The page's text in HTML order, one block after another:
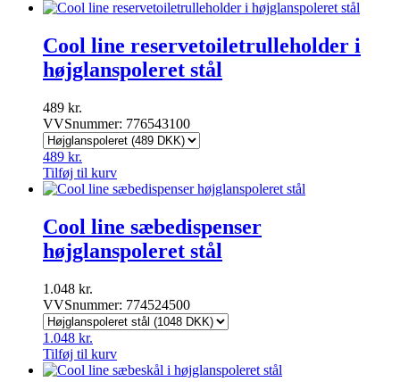
Cool line reservetoiletrulleholder i
højglanspoleret stål
489 kr.
VVSnummer: 776543100
489 kr.
Tilføj til kurv
Cool line sæbedispenser
højglanspoleret stål
1.048 kr.
VVSnummer: 774524500
1.048 kr.
Tilføj til kurv